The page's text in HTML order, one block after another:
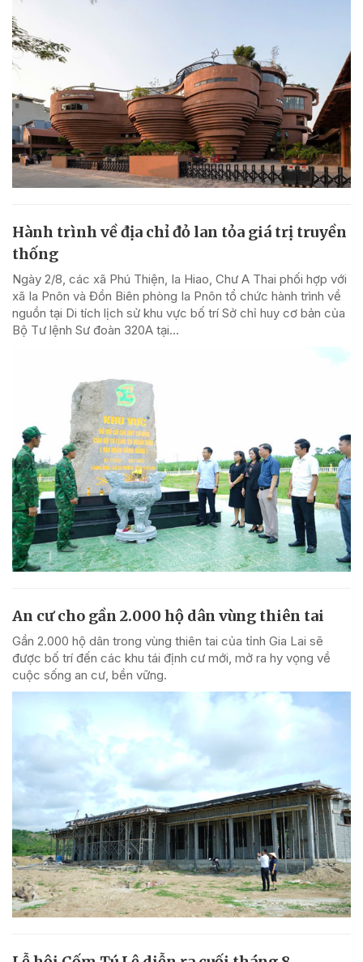
Hành trình về địa chỉ đỏ lan tỏa giá trị truyền
thống
Ngày 2/8, các xã Phú Thiện, Ia Hiao, Chư A Thai phối hợp với
xã Ia Pnôn và Đồn Biên phòng Ia Pnôn tổ chức hành trình về
nguồn tại Di tích lịch sử khu vực bố trí Sở chỉ huy cơ bản của
Bộ Tư lệnh Sư đoàn 320A tại...
An cư cho gần 2.000 hộ dân vùng thiên tai
Gần 2.000 hộ dân trong vùng thiên tai của tỉnh Gia Lai sẽ
được bố trí đến các khu tái định cư mới, mở ra hy vọng về
cuộc sống an cư, bền vững.